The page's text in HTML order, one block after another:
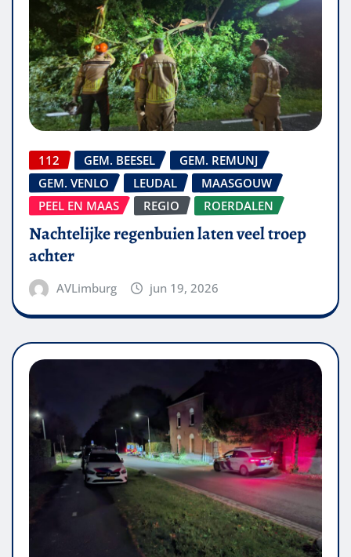
112 GEM. BEESEL
GEM. REMUNJ
GEM. VENLO
LEUDAL
MAASGOUW
PEEL EN MAAS
REGIO ROERDALEN
Nachtelijke regenbuien laten veel troep
achter
AVLimburg jun 19, 2026